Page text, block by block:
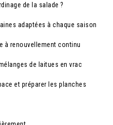
de la salade ?
adaptées à chaque saison
à renouvellement continu
de laitues en vrac
et préparer les planches